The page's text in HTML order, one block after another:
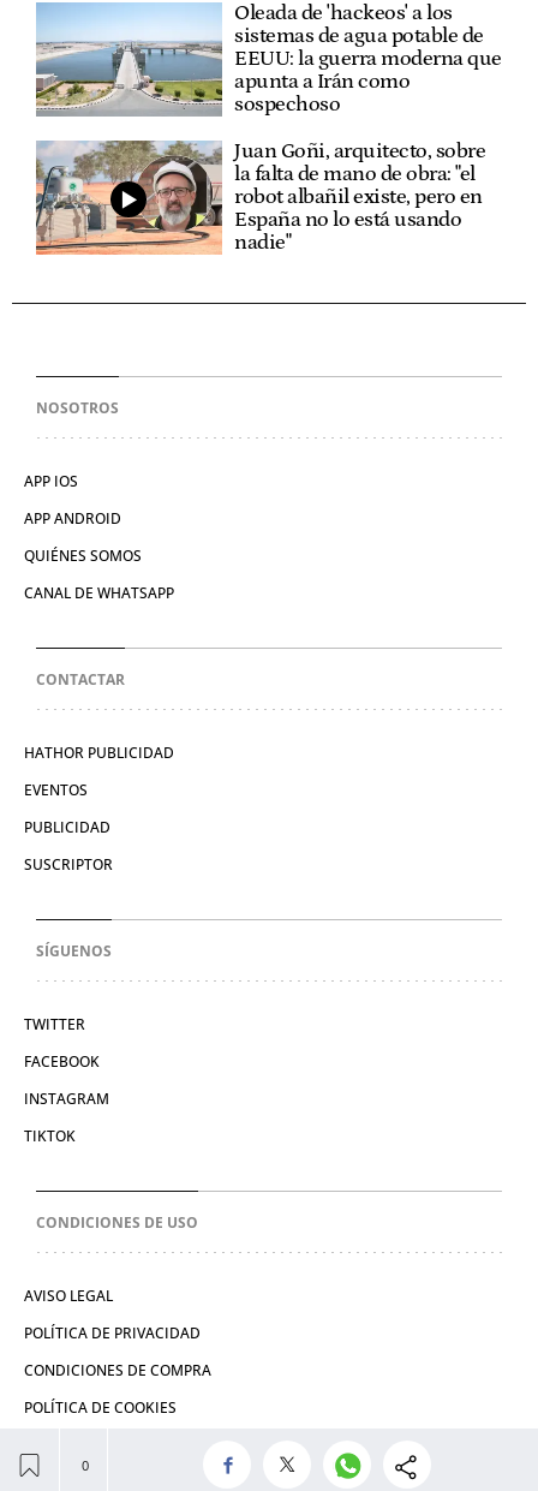
Oleada de 'hackeos' a los
sistemas de agua potable de
EEUU: la guerra moderna que
apunta a Irán como
sospechoso
Juan Goñi, arquitecto, sobre
la falta de mano de obra: "el
robot albañil existe, pero en
España no lo está usando
nadie"
NOSOTROS
APP IOS
APP ANDROID
QUIÉNES SOMOS
CANAL DE WHATSAPP
CONTACTAR
HATHOR PUBLICIDAD
EVENTOS
PUBLICIDAD
SUSCRIPTOR
SÍGUENOS
TWITTER
FACEBOOK
INSTAGRAM
TIKTOK
CONDICIONES DE USO
AVISO LEGAL
POLÍTICA DE PRIVACIDAD
CONDICIONES DE COMPRA
POLÍTICA DE COOKIES